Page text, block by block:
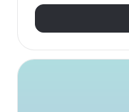
Разработка шрифтов